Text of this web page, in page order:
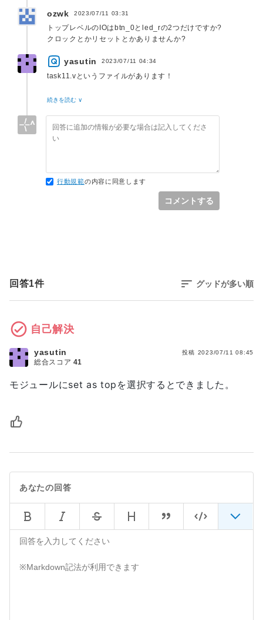
ozwk 2023/07/11 03:31
トップレベルのIOはbtn_0とled_rの2つだけですか?
クロックとかリセットとかありませんか?
yasutin 2023/07/11 04:34
task11.vというファイルがあります！
module task11(
assign led_r = btn_0;
続きを読む ∨
行動規範の内容に同意します
コメントする
回答1件 グッドが多い順
自己解決
モジュールにset as topを選択するとできました。
投稿 2023/07/11 08:45
yasutin
総合スコア 41
あなたの回答